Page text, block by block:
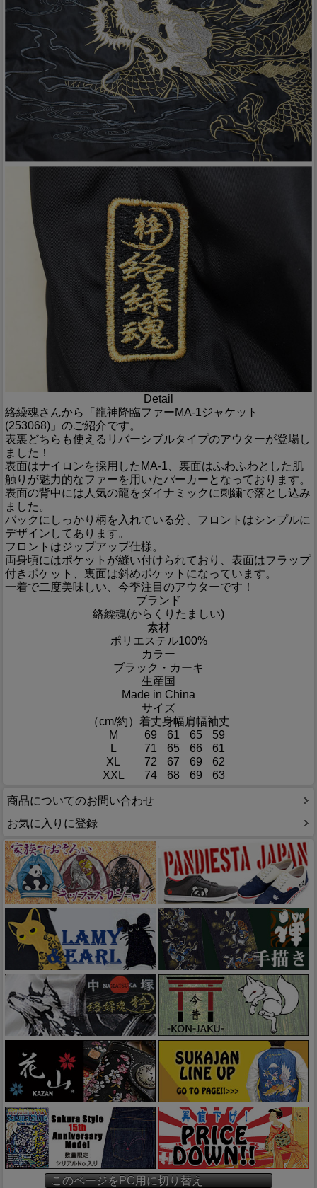
Detail
絡繰魂さんから「龍神降臨ファーMA-1ジャケット
(253068)」のご紹介です。
表裏どちらも使えるリバーシブルタイプのアウターが登場し
ました！
表面はナイロンを採用したMA-1、裏面はふわふわとした肌
触りが魅力的なファーを用いたパーカーとなっております。
表面の背中には人気の龍をダイナミックに刺繍で落とし込み
ました。
バックにしっかり柄を入れている分、フロントはシンプルに
デザインしてあります。
フロントはジップアップ仕様。
両身頃にはポケットが縫い付けられており、表面はフラップ
付きポケット、裏面は斜めポケットになっています。
一着で二度美味しい、今季注目のアウターです！
ブランド
絡繰魂(からくりたましい)
素材
ポリエステル100%
カラー
ブラック・カーキ
生産国
Made in China
サイズ
（cm/約） 着丈身幅肩幅袖丈
M
69 61 65
59
L
71 65 66
61
XL
72 67 69
62
XXL
74 68 69 63
商品についてのお問い合わせ
お気に入りに登録
このページをPC用に切り替え